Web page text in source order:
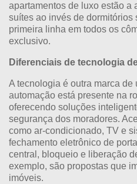
apartamentos de luxo estão a
suítes ao invés de dormitórios
primeira linha em todos os
exclusivo.
Diferenciais de tecnologia
A tecnologia é outra marca de
automação está presente na
oferecendo soluções
segurança dos moradores.
como ar-condicionado, TV e
fechamento eletrônico de
central, bloqueio e liberação
exemplo, são propostas que
imóveis.